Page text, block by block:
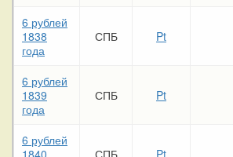
6 рублей
1838
года
СПБ Pt
6 рублей
1839
года
СПБ Pt
6 рублей
1840
СПБ Pt